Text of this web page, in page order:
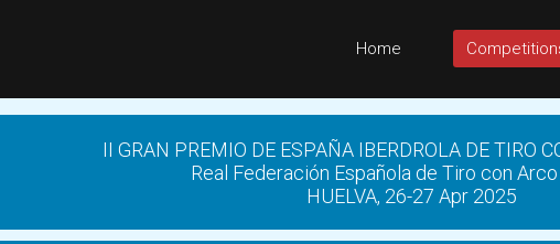
Home
II GRAN PREMIO DE ESPAÑA IBERDROLA DE TIRO
Real Federación Española de Tiro con Arco
HUELVA, 26-27 Apr 2025